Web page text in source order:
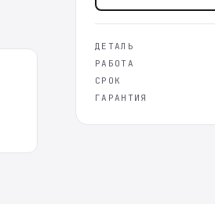
ДЕТАЛЬ
РАБОТА
СРОК
ГАРАНТИЯ